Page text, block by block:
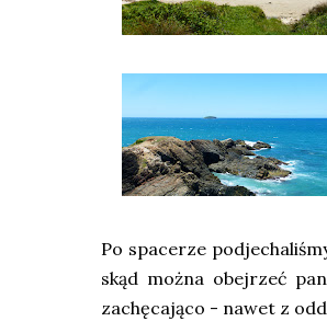
Po spacerze
skąd można obejrzeć
zachęcająco - nawet z